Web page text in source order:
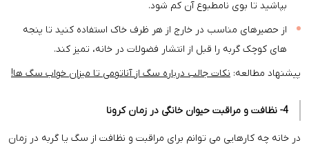
بپاشید تا بوی نامطبوع آن کم شود.
از حصیرهای مناسب در خارج از هر ظرف خاک استفاده کنید تا پنجه
های کوچک گربه را قبل از انتشار فضولات در خانه، تمیز کند.
پیشنهاد مطالعه: نکات جالب درباره سگ از آناتومی تا میزان خواب سگ ها!
4- نظافت و مراقبت حیوان خانگی در زمان کرونا
در خانه چه کارهایی می توانم برای مراقبت و نظافت از سگ یا گربه در زمان